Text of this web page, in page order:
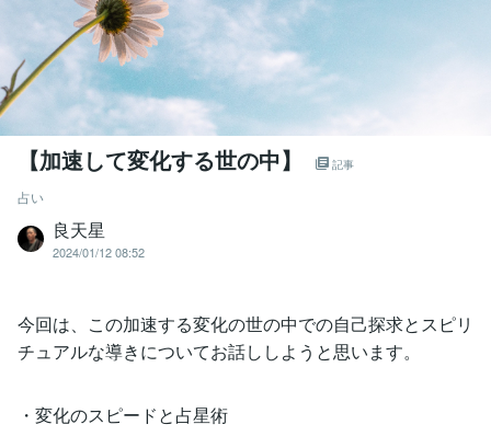
【加速して変化する世の中】 記事
占い
良天星
2024/01/12 08:52
今回は、この加速する変化の世の中での自己探求とスピリ
チュアルな導きについてお話ししようと思います。
・変化のスピードと占星術